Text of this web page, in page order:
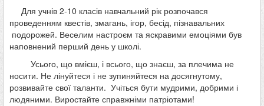
Для учнів 2-10 класів навчальний рік розпочався
проведенням квестів, змагань, ігор, бесід, пізнавальних
подорожей. Веселим настроєм та яскравими емоціями був
наповнений перший день у школі.
Усього, що вмієш, і всього, що знаєш, за плечима не
носити. Не лінуйтеся і не зупиняйтеся на досягнутому,
розвивайте свої таланти. Учіться бути мудрими, добрими і
людяними. Виростайте справжніми патріотами!